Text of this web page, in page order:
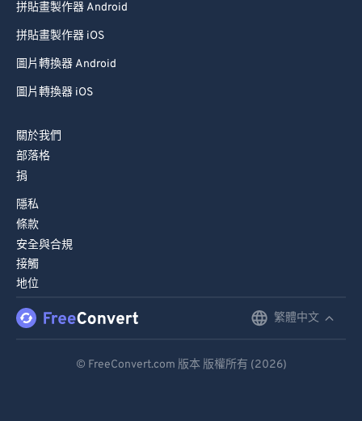
拼貼畫製作器 Android
拼貼畫製作器 iOS
圖片轉換器 Android
圖片轉換器 iOS
關於我們
部落格
捐
隱私
條款
安全與合規
接觸
地位
繁體中文
© FreeConvert.com 版本 版權所有 (2026)